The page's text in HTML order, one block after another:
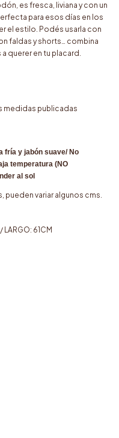
es fresca, liviana y con un
para esos días en los
el estilo. Podés usarla con
faldas y shorts… combina
querer en tu placard.
medidas publicadas
fría y jabón suave/ No
temperatura (NO
al sol
pueden variar algunos cms.
LARGO: 61CM